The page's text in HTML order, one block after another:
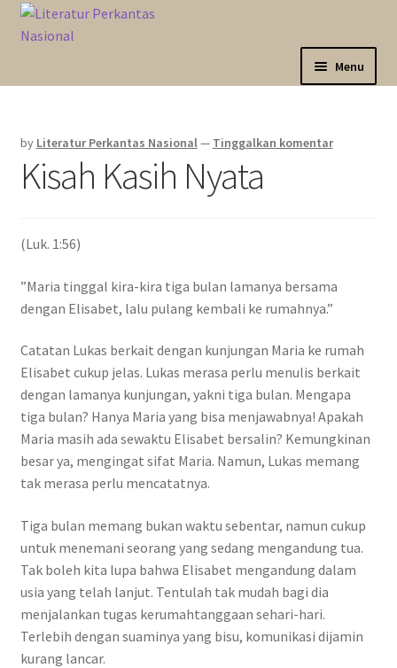
Skip
to
Langsung
ke
Menu
Kategori
Marketplace
Katalog
by Literatur Perkantas Nasional— Tinggalkan komentar
Kisah Kasih Nyata
(Luk. 1:56)
”Maria tinggal kira-kira tiga bulan lamanya bersama
dengan Elisabet, lalu pulang kembali ke rumahnya.”
Catatan Lukas berkait dengan kunjungan Maria ke rumah
Elisabet cukup jelas. Lukas merasa perlu menulis berkait
dengan lamanya kunjungan, yakni tiga bulan. Mengapa
tiga bulan? Hanya Maria yang bisa menjawabnya! Apakah
Maria masih ada sewaktu Elisabet bersalin? Kemungkinan
besar ya, mengingat sifat Maria. Namun, Lukas memang
tak merasa perlu mencatatnya.
Tiga bulan memang bukan waktu sebentar, namun cukup
untuk menemani seorang yang sedang mengandung tua.
Tak boleh kita lupa bahwa Elisabet mengandung dalam
usia yang telah lanjut. Tentulah tak mudah bagi dia
menjalankan tugas kerumahtanggaan sehari-hari.
Terlebih dengan suaminya yang bisu, komunikasi dijamin
kurang lancar.